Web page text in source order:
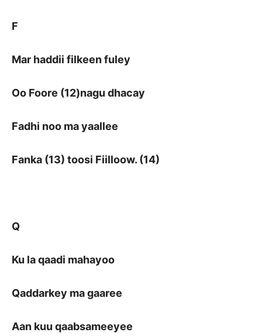
F
Mar haddii filkeen fuley
Oo Foore (12)nagu dhacay
Fadhi noo ma yaallee
Fanka (13) toosi Fiilloow. (14)
Q
Ku la qaadi mahayoo
Qaddarkey ma gaaree
Aan kuu qaabsameeyee